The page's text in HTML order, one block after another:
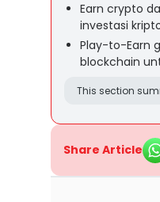
Earn crypto
investasi
Play-to-Earn
blockchain
This section
Share Article